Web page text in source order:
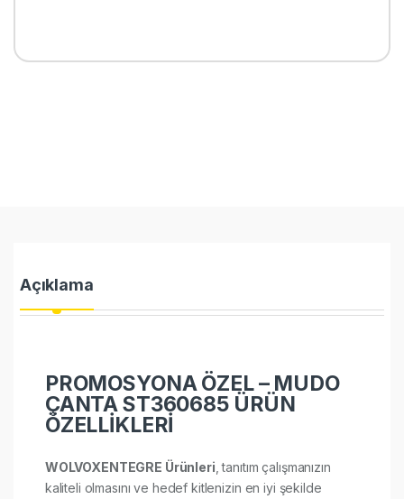
Açıklama
PROMOSYONA ÖZEL – MUDO
ÇANTA ST360685 ÜRÜN
ÖZELLİKLERİ
WOLVOXENTEGRE Ürünleri , tanıtım çalışmanızın
kaliteli olmasını ve hedef kitlenizin en iyi şekilde